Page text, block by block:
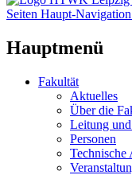
Seiten Haupt-
Hauptmenü
Fakultät
Aktuelles
Über die
Leitung
Personen
Technische